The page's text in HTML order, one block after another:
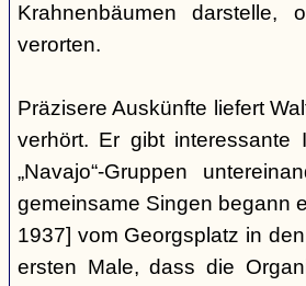
Krahnenbäumen
verorten.
Präzisere Auskünfte liefert
verhört. Er gibt interessante
„Navajo“-Gruppen
gemeinsame Singen begann
1937] vom Georgsplatz in
ersten Male, dass die